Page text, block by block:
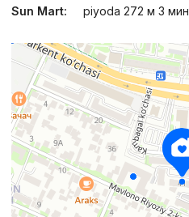
Sun Mart:
piyoda 272 м 3 мин